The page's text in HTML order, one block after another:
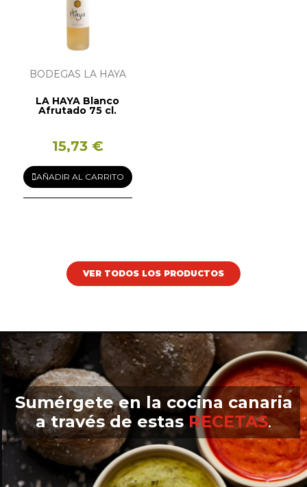
BODEGAS LA HAYA
LA HAYA Blanco
Afrutado 75 cl.
15,73 €
AÑADIR AL CARRITO
VER TODOS LOS PRODUCTOS
Sumérgete en la cocina canaria
a través de estas RECETAS.